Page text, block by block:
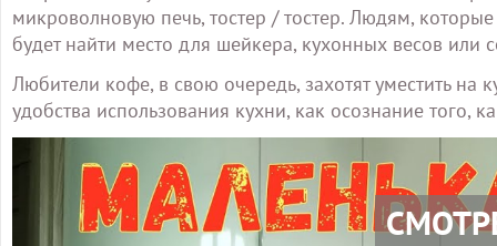
микроволновую печь, тостер / тостер. Людям,
будет найти место для шейкера, кухонных весов
Любители кофе, в свою очередь, захотят уместить на
удобства использования кухни, как осознание